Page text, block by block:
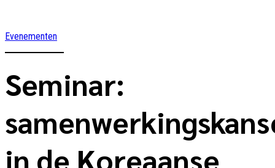
Evenementen
Seminar:
in de Koreaanse